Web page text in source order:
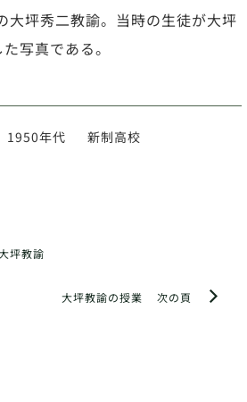
大坪秀二教諭。当時の生徒が大坪
写真である。
1950年代 新制高校
坪教諭
次の頁
大坪教諭の授業